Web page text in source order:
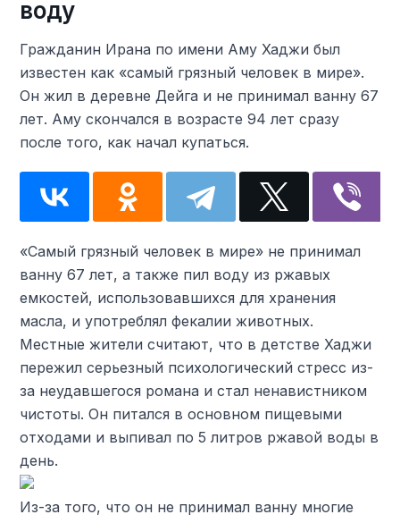
воду
Гражданин Ирана по имени Аму Хаджи был
известен как «самый грязный человек в мире».
Он жил в деревне Дейга и не принимал ванну 67
лет. Аму скончался в возрасте 94 лет сразу
после того, как начал купаться.
«Самый грязный человек в мире» не принимал
ванну 67 лет, а также пил воду из ржавых
емкостей, использовавшихся для хранения
масла, и употреблял фекалии животных.
Местные жители считают, что в детстве Хаджи
пережил серьезный психологический стресс из-
за неудавшегося романа и стал ненавистником
чистоты. Он питался в основном пищевыми
отходами и выпивал по 5 литров ржавой воды в
день.
Из-за того, что он не принимал ванну многие